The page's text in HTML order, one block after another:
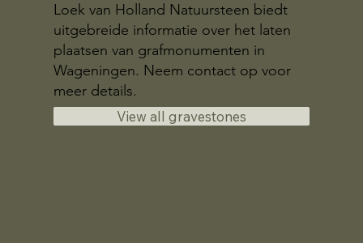
Loek van Holland Natuursteen biedt
uitgebreide informatie over het laten
plaatsen van grafmonumenten in
Wageningen. Neem contact op voor
meer details.
View all gravestones